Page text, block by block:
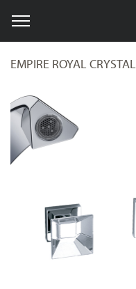
EMPIRE ROYAL CRYSTAL